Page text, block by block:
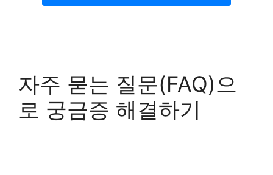
자주 묻는 질문(FAQ)으
로 궁금증 해결하기